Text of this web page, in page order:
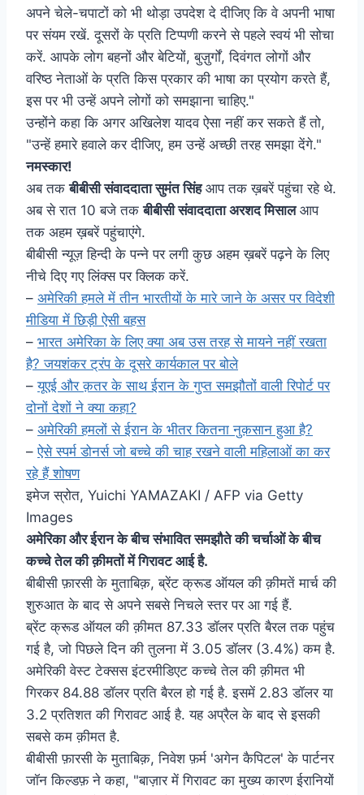
अपने चेले-चपाटों को भी थोड़ा उपदेश दे दीजिए कि वे अपनी भाषा
पर संयम रखें. दूसरों के प्रति टिप्पणी करने से पहले स्वयं भी सोचा
करें. आपके लोग बहनों और बेटियों, बुज़ुर्गों, दिवंगत लोगों और
वरिष्ठ नेताओं के प्रति किस प्रकार की भाषा का प्रयोग करते हैं,
इस पर भी उन्हें अपने लोगों को समझाना चाहिए."
उन्होंने कहा कि अगर अखिलेश यादव ऐसा नहीं कर सकते हैं तो,
"उन्हें हमारे हवाले कर दीजिए, हम उन्हें अच्छी तरह समझा देंगे."
नमस्कार!
अब तकबीबीसी संवाददाता सुमंत सिंहआप तक ख़बरें पहुंचा रहे थे.
अब से रात 10 बजे तकबीबीसी संवाददाता अरशद मिसालआप
तक अहम ख़बरें पहुंचाएंगे.
बीबीसी न्यूज़ हिन्दी के पन्ने पर लगी कुछ अहम ख़बरें पढ़ने के लिए
नीचे दिए गए लिंक्स पर क्लिक करें.
– अमेरिकी हमले में तीन भारतीयों के मारे जाने के असर पर विदेशी
मीडिया में छिड़ी ऐसी बहस
– भारत अमेरिका के लिए क्या अब उस तरह से मायने नहीं रखता
है? जयशंकर ट्रंप के दूसरे कार्यकाल पर बोले
–यूएई और क़तर के साथ ईरान के गुप्त समझौतों वाली रिपोर्ट पर
दोनों देशों ने क्या कहा?
– अमेरिकी हमलों से ईरान के भीतर कितना नुक़सान हुआ है?
–ऐसे स्पर्म डोनर्स जो बच्चे की चाह रखने वाली महिलाओं का कर
रहे हैं शोषण
इमेज स्रोत, Yuichi YAMAZAKI / AFP via Getty
Images
अमेरिका और ईरान के बीच संभावित समझौते की चर्चाओं के बीच
कच्चे तेल की क़ीमतों में गिरावट आई है.
बीबीसी फ़ारसी के मुताबिक़, ब्रेंट क्रूड ऑयल की क़ीमतें मार्च की
शुरुआत के बाद से अपने सबसे निचले स्तर पर आ गई हैं.
ब्रेंट क्रूड ऑयल की क़ीमत 87.33 डॉलर प्रति बैरल तक पहुंच
गई है, जो पिछले दिन की तुलना में 3.05 डॉलर (3.4%) कम है.
अमेरिकी वेस्ट टेक्सस इंटरमीडिएट कच्चे तेल की क़ीमत भी
गिरकर 84.88 डॉलर प्रति बैरल हो गई है. इसमें 2.83 डॉलर या
3.2 प्रतिशत की गिरावट आई है. यह अप्रैल के बाद से इसकी
सबसे कम क़ीमत है.
बीबीसी फ़ारसी के मुताबिक़, निवेश फ़र्म 'अगेन कैपिटल' के पार्टनर
जॉन किल्डफ़ ने कहा, "बाज़ार में गिरावट का मुख्य कारण ईरानियों